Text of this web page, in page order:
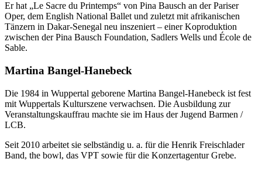
Er hat „Le Sacre du Printemps“ von Pina Bausch an der Pariser
Oper, dem English National Ballet und zuletzt mit afrikanischen
Tänzern in Dakar-Senegal neu inszeniert – einer Koproduktion
zwischen der Pina Bausch Foundation, Sadlers Wells und École de
Sable.
Martina Bangel-Hanebeck
Die 1984 in Wuppertal geborene Martina Bangel-Hanebeck ist fest
mit Wuppertals Kulturszene verwachsen. Die Ausbildung zur
Veranstaltungskauffrau machte sie im Haus der Jugend Barmen /
LCB.
Seit 2010 arbeitet sie selbständig u. a. für die Henrik Freischlader
Band, the bowl, das VPT sowie für die Konzertagentur Grebe.